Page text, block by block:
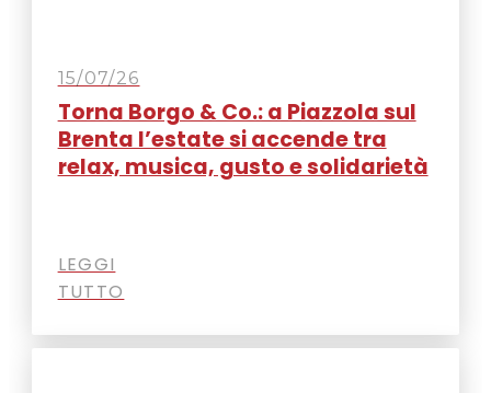
15/07/26
Torna Borgo & Co.: a Piazzola sul
Brenta l’estate si accende tra
relax, musica, gusto e solidarietà
LEGGI
TUTTO